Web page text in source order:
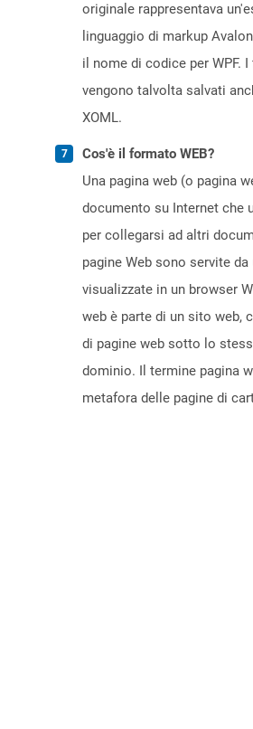
originale rappresentava
linguaggio di markup
il nome di codice per WPF.
vengono talvolta salvati
XOML.
Cos'è il formato WEB?
Una pagina web (o pagina
documento su Internet che
per collegarsi ad altri
pagine Web sono servite da
visualizzate in un browser
web è parte di un sito web,
di pagine web sotto lo
dominio. Il termine pagina
metafora delle pagine di